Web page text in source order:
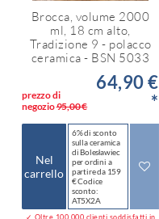
Brocca, volume 2000
ml, 18 cm alto,
Tradizione 9 - polacco
ceramica - BSN 5033
prezzo di
negozio95,00 €
64,90 €
*
Nel
carrello
6% di sconto
sulla ceramica
di Bolesławiec
per ordini a
partire da 159
€ Codice
sconto:
AT5X2A
✓ Oltre 100.000 clienti soddisfatti in